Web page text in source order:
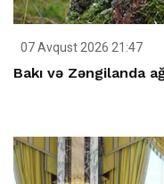
07 Avqust 2026 21:47
Bakı və Zəngilanda